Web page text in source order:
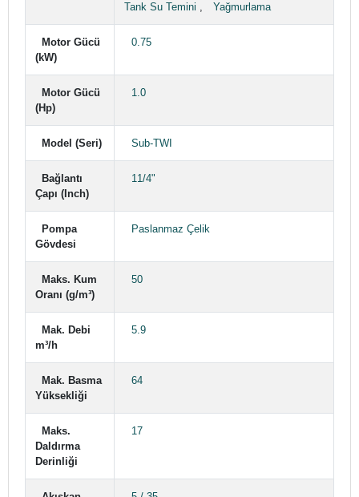
Tank Su Temini , Yağmurlama
Motor Gücü
(kW)
0.75
Motor Gücü
(Hp)
1.0
Model (Seri) Sub-TWI
Bağlantı
Çapı (Inch)
11/4"
Pompa
Gövdesi
Paslanmaz Çelik
Maks. Kum
Oranı (g/m³)
50
Mak. Debi
m³/h
5.9
Mak. Basma
Yüksekliği
64
Maks.
Daldırma
Derinliği
17